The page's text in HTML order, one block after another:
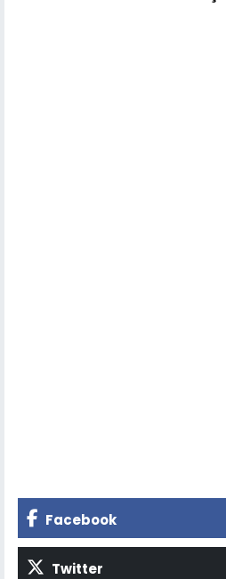
Facebook
Twitter